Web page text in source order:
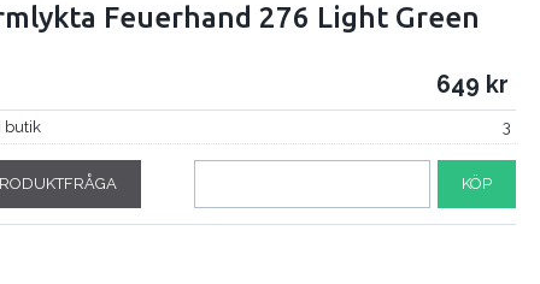
Feuerhand 276 Light Green
649
butik 3
KÖP